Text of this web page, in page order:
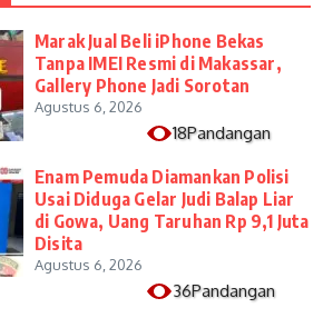
​Marak Jual Beli iPhone Bekas
Tanpa IMEI Resmi di Makassar,
Gallery Phone Jadi Sorotan
Agustus 6, 2026
18Pandangan
Enam Pemuda Diamankan Polisi
Usai Diduga Gelar Judi Balap Liar
di Gowa, Uang Taruhan Rp 9,1 Juta
Disita
Agustus 6, 2026
36Pandangan